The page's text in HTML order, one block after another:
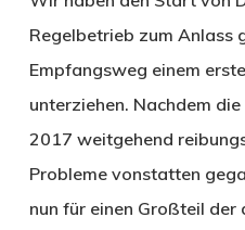
Regelbetrieb zum Anlass
Empfangsweg einem
unterziehen. Nachdem
2017 weitgehend
Probleme vonstatten
nun für einen Großteil der